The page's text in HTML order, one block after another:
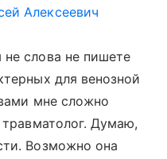
Алексеевич
слова не пишете
для венозной
мне сложно
Думаю,
Возможно она